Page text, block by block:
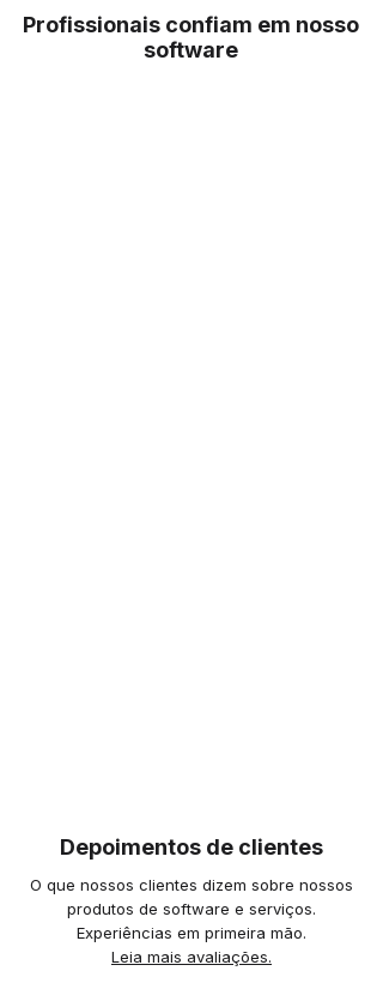
Profissionais confiam em nosso
software
Depoimentos de clientes
O que nossos clientes dizem sobre nossos
produtos de software e serviços.
Experiências em primeira mão.
Leia mais avaliações.